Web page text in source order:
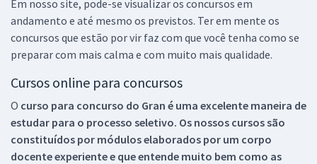
Em nosso site, pode-se visualizar os concursos em
andamento e até mesmo os previstos. Ter em mente os
concursos que estão por vir faz com que você tenha como se
preparar com mais calma e com muito mais qualidade.
Cursos online para concursos
O curso para concurso do Gran é uma excelente maneira de
estudar para o processo seletivo. Os nossos cursos são
constituídos por módulos elaborados por um corpo
docente experiente e que entende muito bem como as